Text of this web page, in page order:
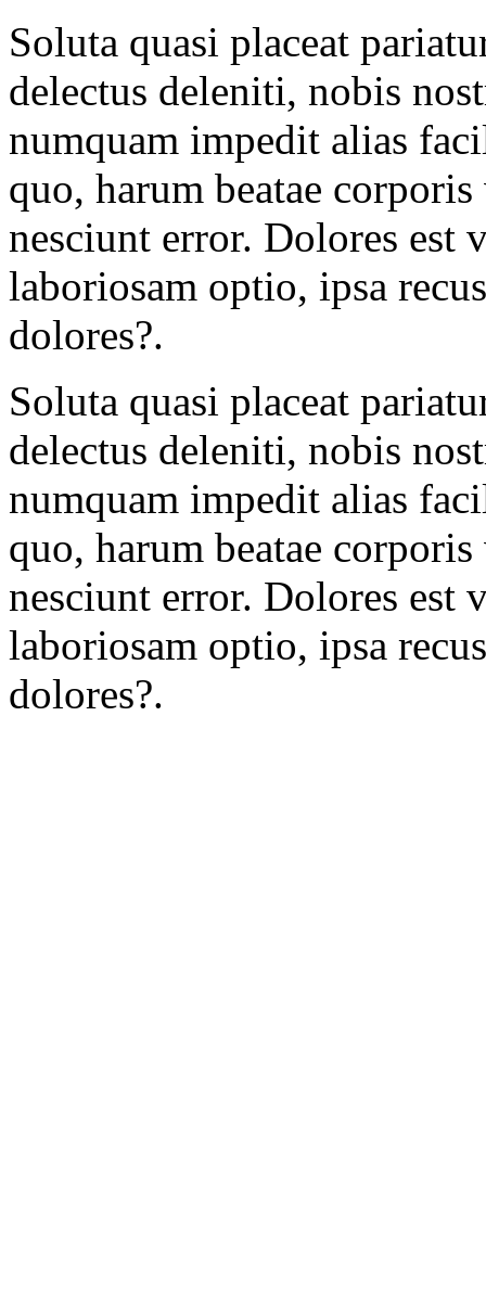
Soluta quasi placeat
delectus deleniti, nobis
numquam impedit alias
quo, harum beatae
nesciunt error. Dolores est
laboriosam optio, ipsa
dolores?.
Soluta quasi placeat
delectus deleniti, nobis
numquam impedit alias
quo, harum beatae
nesciunt error. Dolores est
laboriosam optio, ipsa
dolores?.